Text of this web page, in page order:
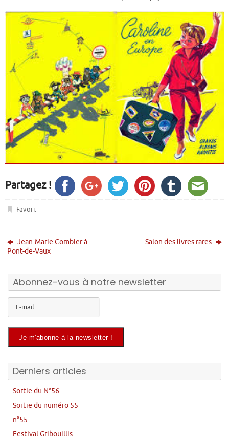
Partagez !
Favori.
Jean-Marie Combier à
Pont-de-Vaux
Salon des livres rares
Abonnez-vous à notre newsletter
Derniers articles
Sortie du N°56
Sortie du numéro 55
n°55
Festival Gribouillis